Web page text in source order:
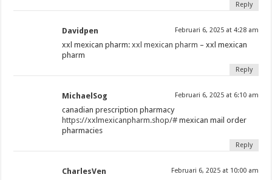
Reply
Davidpen Februari 6, 2025 at 4:28 am
xxl mexican pharm:xxl mexican pharm – xxl mexican
pharm
Reply
MichaelSog Februari 6, 2025 at 6:10 am
canadian prescription pharmacy
https://xxlmexicanpharm.shop/# mexican mail order
pharmacies
Reply
CharlesVen Februari 6, 2025 at 10:00 am